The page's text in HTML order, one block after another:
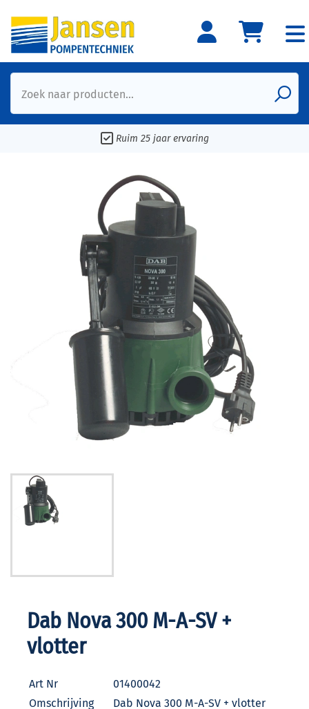
Zoek naar producten...
Ruim 25 jaar ervaring
Dab Nova 300 M-A-SV +
vlotter
Art Nr
01400042
Omschrijving
Dab Nova 300 M-A-SV + vlotter